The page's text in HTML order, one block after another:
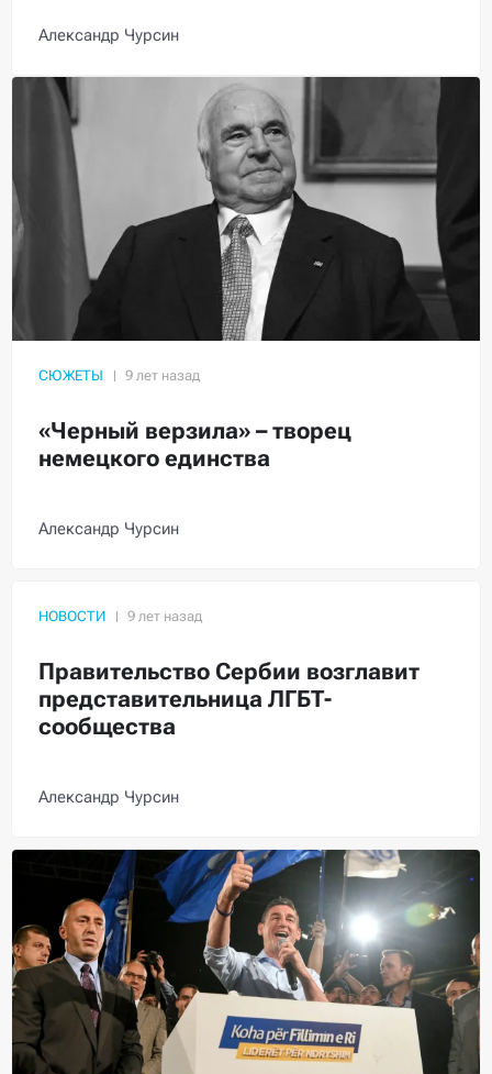
Александр Чурсин
СЮЖЕТЫ
«Черный верзила» – творец
немецкого единства
Александр Чурсин
НОВОСТИ
Правительство Сербии возглавит
представительница ЛГБТ-
сообщества
Александр Чурсин